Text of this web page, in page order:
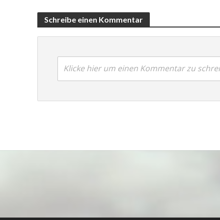
Schreibe einen Kommentar
Klicke hier um einen Kommentar zu